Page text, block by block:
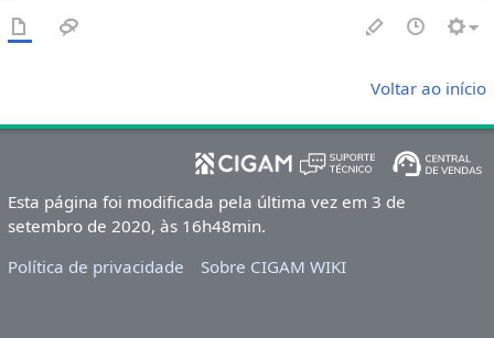
Voltar ao início
Esta página foi modificada pela última vez em 3 de
setembro de 2020, às 16h48min.
Política de privacidade
Sobre CIGAM WIKI